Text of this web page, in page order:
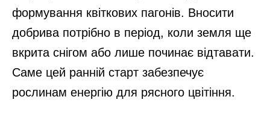
формування квіткових пагонів. Вносити
добрива потрібно в період, коли земля ще
вкрита снігом або лише починає відтавати.
Саме цей ранній старт забезпечує
рослинам енергію для рясного цвітіння.